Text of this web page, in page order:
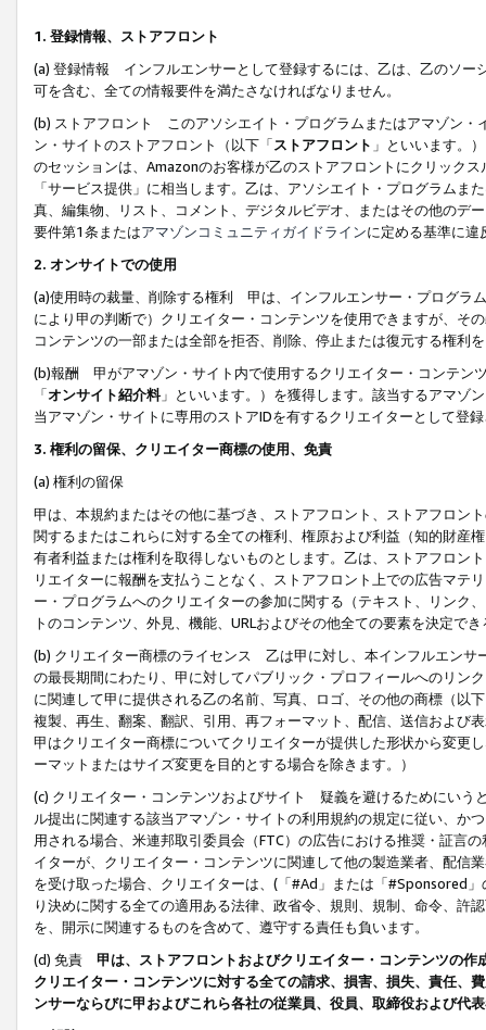
1. 登録情報、ストアフロント
(a) 登録情報 インフルエンサーとして登録するには、乙は、乙のソー
可を含む、全ての情報要件を満たさなければなりません。
(b) ストアフロント このアソシエイト・プログラムまたはアマゾン・
ン・サイトのストアフロント（以下「ストアフロント 」といいます。
のセッションは、Amazonのお客様が乙のストアフロントにクリック
「サービス提供」に相当します。乙は、アソシエイト・プログラム
真、編集物、リスト、コメント、デジタルビデオ、またはその他のデ
要件第1条またはアマゾンコミュニティガイドラインに定める基準に違
2. オンサイトでの使用
(a)使用時の裁量、削除する権利 甲は、インフルエンサー・プログラ
により甲の判断で）クリエイター・コンテンツを使用できますが、そ
コンテンツの一部または全部を拒否、削除、停止または復元する権利
(b)報酬 甲がアマゾン・サイト内で使用するクリエイター・コンテン
「オンサイト紹介料」といいます。）を獲得します。該当するアマゾ
当アマゾン・サイトに専用のストアIDを有するクリエイターとして登
3. 権利の留保、クリエイター商標の使用、免責
(a) 権利の留保
甲は、本規約またはその他に基づき、ストアフロント、ストアフロン
関するまたはこれらに対する全ての権利、権原および利益（知的財産
有者利益または権利を取得しないものとします。乙は、ストアフロン
リエイターに報酬を支払うことなく、ストアフロント上での広告マテ
ー・プログラムへのクリエイターの参加に関する（テキスト、リンク
トのコンテンツ、外見、機能、URLおよびその他全ての要素を決定で
(b) クリエイター商標のライセンス 乙は甲に対し、本インフルエンサ
の最長期間にわたり、甲に対してパブリック・プロフィールへのリン
に関連して甲に提供される乙の名前、写真、ロゴ、その他の商標（以
複製、再生、翻案、翻訳、引用、再フォーマット、配信、送信および
甲はクリエイター商標についてクリエイターが提供した形状から変更
ーマットまたはサイズ変更を目的とする場合を除きます。）
(c) クリエイター・コンテンツおよびサイト 疑義を避けるためにいう
ル提出に関連する該当アマゾン・サイトの利用規約の規定に従い、か
用される場合、米連邦取引委員会（FTC）の広告における推奨・証言
イターが、クリエイター・コンテンツに関連して他の製造業者、配信
を受け取った場合、クリエイターは、(「#Ad」または「#Sponsored
り決めに関する全ての適用ある法律、政省令、規則、規制、命令、許
を、開示に関連するものを含めて、遵守する責任も負います。
(d) 免責 甲は、ストアフロントおよびクリエイター・コンテンツの
クリエイター・コンテンツに対する全ての請求、損害、損失、責任、
ンサーならびに甲およびこれら各社の従業員、役員、取締役および代